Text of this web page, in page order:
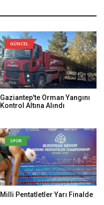
GÜNCEL
Gaziantep'te Orman Yangını
Kontrol Altına Alındı
SPOR
Milli Pentatletler Yarı Finalde